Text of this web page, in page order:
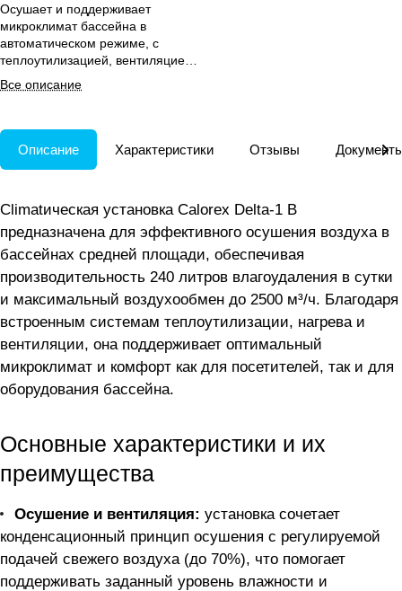
Осушает и поддерживает
микроклимат бассейна в
автоматическом режиме, с
теплоутилизацией, вентиляцией
и подключением к системе
«умный дом».
Все описание
Описание Характеристики Отзывы
Climatическая установка Calorex Delta-1 B
предназначена для эффективного осушения воздуха в
бассейнах средней площади, обеспечивая
производительность 240 литров влагоудаления в сутки
и максимальный воздухообмен до 2500 м³/ч. Благодаря
встроенным системам теплоутилизации, нагрева и
вентиляции, она поддерживает оптимальный
микроклимат и комфорт как для посетителей, так и для
оборудования бассейна.
Основные характеристики и их
преимущества
Осушение и вентиляция: установка сочетает
конденсационный принцип осушения с регулируемой
подачей свежего воздуха (до 70%), что помогает
поддерживать заданный уровень влажности и